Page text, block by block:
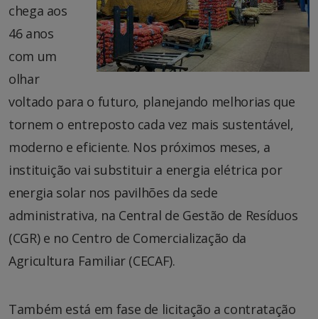
chega aos
46 anos
com um
olhar
voltado para o futuro, planejando melhorias que
tornem o entreposto cada vez mais sustentável,
moderno e eficiente. Nos próximos meses, a
instituição vai substituir a energia elétrica por
energia solar nos pavilhões da sede
administrativa, na Central de Gestão de Resíduos
(CGR) e no Centro de Comercialização da
Agricultura Familiar (CECAF).
Também está em fase de licitação a contratação